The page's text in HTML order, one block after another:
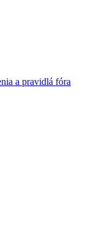
a pravidlá fóra